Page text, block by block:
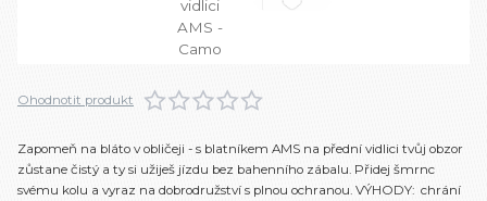
Ohodnotit produkt
Zapomeň na bláto v obličeji - s blatníkem AMS na přední vidlici tvůj obzor
zůstane čistý a ty si užiješ jízdu bez bahenního zábalu. Přidej šmrnc
svému kolu a vyraz na dobrodružství s plnou ochranou. VÝHODY: chrání